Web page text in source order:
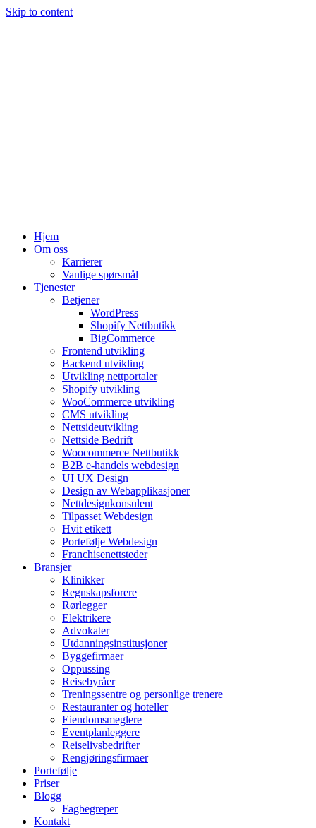
Skip to content
Hjem
Om oss
Karrierer
Vanlige spørsmål
Tjenester
Betjener
WordPress
Shopify Nettbutikk
BigCommerce
Frontend utvikling
Backend utvikling
Utvikling nettportaler
Shopify utvikling
WooCommerce utvikling
CMS utvikling
Nettsideutvikling
Nettside Bedrift
Woocommerce Nettbutikk
B2B e-handels webdesign
UI UX Design
Design av Webapplikasjoner
Nettdesignkonsulent
Tilpasset Webdesign
Hvit etikett
Portefølje Webdesign
Franchisenettsteder
Bransjer
Klinikker
Regnskapsforere
Rørlegger
Elektrikere
Advokater
Utdanningsinstitusjoner
Byggefirmaer
Oppussing
Reisebyråer
Treningssentre og personlige trenere
Restauranter og hoteller
Eiendomsmeglere
Eventplanleggere
Reiselivsbedrifter
Rengjøringsfirmaer
Portefølje
Priser
Blogg
Fagbegreper
Kontakt